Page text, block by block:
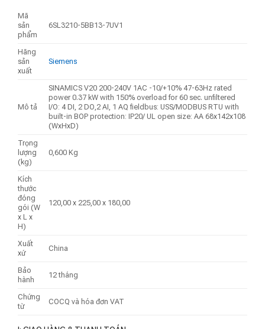
Mã
sản
phẩm
6SL3210-5BB13-7UV1
Hãng
sản
xuất
Siemens
Mô tả
SINAMICS V20 200-240V 1AC -10/+10% 47-63Hz rated
power 0.37 kW with 150% overload for 60 sec. unfiltered
I/O: 4 DI, 2 DO,2 AI, 1 AQ fieldbus: USS/MODBUS RTU with
built-in BOP protection: IP20/ UL open size: AA 68x142x108
(WxHxD)
Trọng
lượng
(kg)
0,600 Kg
Kích
thước
đóng
gói (W
x L x
H)
120,00 x 225,00 x 180,00
Xuất
xứ
China
Bảo
hành
12 tháng
Chứng
từ
COCQ và hóa đơn VAT